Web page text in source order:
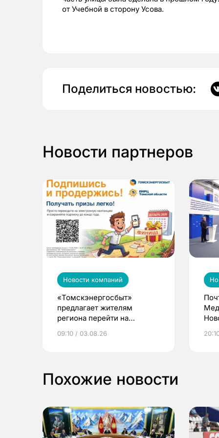
от Учебной в сторону Усова.
Поделиться новостью:
Новости партнеров
Новости компаний
«Томскэнергосбыт»
предлагает жителям
региона перейти на
выиграть призы
09:10 / 03.08.26
Похожие новости